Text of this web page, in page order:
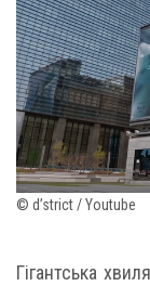
© d’strict / Youtube
Гігантська